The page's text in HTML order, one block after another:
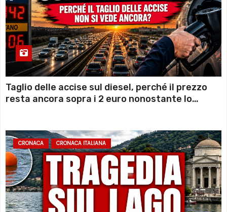
Taglio delle accise sul diesel, perché il prezzo
resta ancora sopra i 2 euro nonostante lo
CRONACA CRONACA ITALIANA